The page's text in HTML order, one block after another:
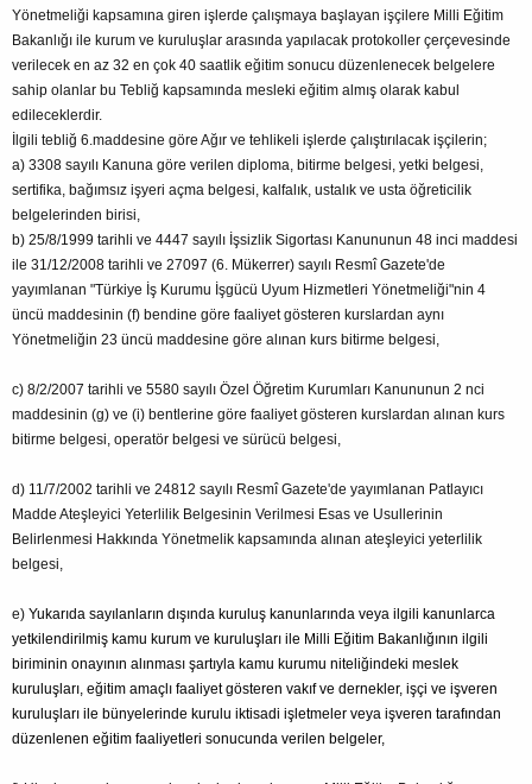
Yönetmeliği kapsamına giren işlerde çalışmaya başlayan işçilere Milli Eğitim
Bakanlığı ile kurum ve kuruluşlar arasında yapılacak protokoller çerçevesinde
verilecek en az 32 en çok 40 saatlik eğitim sonucu düzenlenecek belgelere
sahip olanlar bu Tebliğ kapsamında mesleki eğitim almış olarak kabul
edileceklerdir.
İlgili tebliğ 6.maddesine göre Ağır ve tehlikeli işlerde çalıştırılacak işçilerin;
a) 3308 sayılı Kanuna göre verilen diploma, bitirme belgesi, yetki belgesi,
sertifika, bağımsız işyeri açma belgesi, kalfalık, ustalık ve usta öğreticilik
belgelerinden birisi,
b) 25/8/1999 tarihli ve 4447 sayılı İşsizlik Sigortası Kanununun 48 inci maddesi
ile 31/12/2008 tarihli ve 27097 (6. Mükerrer) sayılı Resmî Gazete'de
yayımlanan "Türkiye İş Kurumu İşgücü Uyum Hizmetleri Yönetmeliği"nin 4
üncü maddesinin (f) bendine göre faaliyet gösteren kurslardan aynı
Yönetmeliğin 23 üncü maddesine göre alınan kurs bitirme belgesi,
c) 8/2/2007 tarihli ve 5580 sayılı Özel Öğretim Kurumları Kanununun 2 nci
maddesinin (g) ve (i) bentlerine göre faaliyet gösteren kurslardan alınan kurs
bitirme belgesi, operatör belgesi ve sürücü belgesi,
d) 11/7/2002 tarihli ve 24812 sayılı Resmî Gazete'de yayımlanan Patlayıcı
Madde Ateşleyici Yeterlilik Belgesinin Verilmesi Esas ve Usullerinin
Belirlenmesi Hakkında Yönetmelik kapsamında alınan ateşleyici yeterlilik
belgesi,
e) Yukarıda sayılanların dışında kuruluş kanunlarında veya ilgili kanunlarca
yetkilendirilmiş kamu kurum ve kuruluşları ile Milli Eğitim Bakanlığının ilgili
biriminin onayının alınması şartıyla kamu kurumu niteliğindeki meslek
kuruluşları, eğitim amaçlı faaliyet gösteren vakıf ve dernekler, işçi ve işveren
kuruluşları ile bünyelerinde kurulu iktisadi işletmeler veya işveren tarafından
düzenlenen eğitim faaliyetleri sonucunda verilen belgeler,